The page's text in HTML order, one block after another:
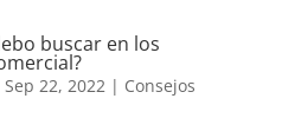
buscar en los
Sep 22, 2022| Consejos